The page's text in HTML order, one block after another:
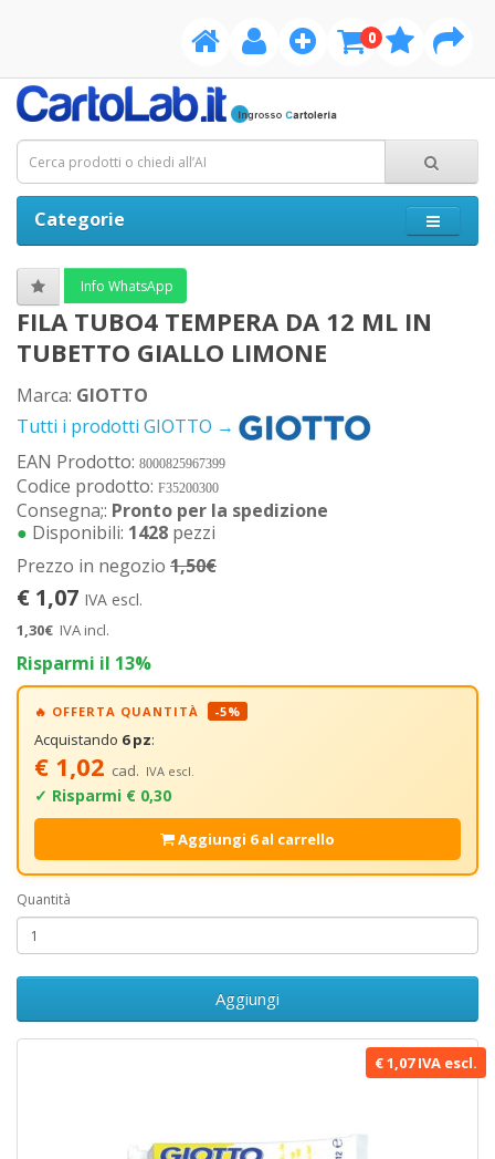
0
Categorie
€ 1,07 IVA escl.
Info WhatsApp
FILA TUBO4 TEMPERA DA 12 ML IN
TUBETTO GIALLO LIMONE
Marca: GIOTTO
Tutti i prodotti GIOTTO →
EAN Prodotto: 8000825967399
Codice prodotto: F35200300
Consegna;: Pronto per la spedizione
● Disponibili: 1428 pezzi
Prezzo in negozio 1,50€
€ 1,07 IVA escl.
1,30€ IVA incl.
Risparmi il 13%
🔥 OFFERTA QUANTITÀ -5%
Acquistando 6 pz:
€ 1,02 cad. IVA escl.
✓ Risparmi € 0,30
Aggiungi 6 al carrello
Quantità
Aggiungi